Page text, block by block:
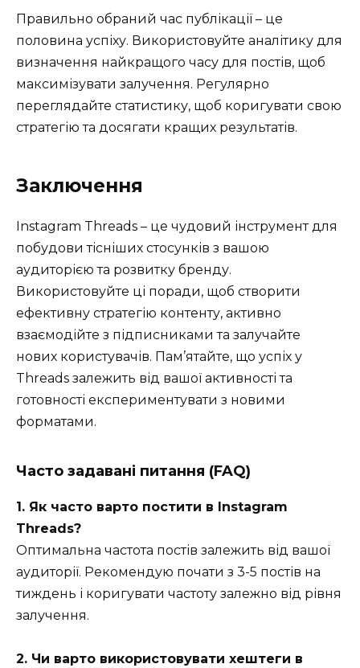
Правильно обраний час публікації – це
половина успіху. Використовуйте аналітику для
визначення найкращого часу для постів, щоб
максимізувати залучення. Регулярно
переглядайте статистику, щоб коригувати свою
стратегію та досягати кращих результатів.
Заключення
Instagram Threads – це чудовий інструмент для
побудови тісніших стосунків з вашою
аудиторією та розвитку бренду.
Використовуйте ці поради, щоб створити
ефективну стратегію контенту, активно
взаємодійте з підписниками та залучайте
нових користувачів. Пам’ятайте, що успіх у
Threads залежить від вашої активності та
готовності експериментувати з новими
форматами.
Часто задавані питання (FAQ)
1. Як часто варто постити в Instagram
Threads?
Оптимальна частота постів залежить від вашої
аудиторії. Рекомендую почати з 3-5 постів на
тиждень і коригувати частоту залежно від рівня
залучення.
2. Чи варто використовувати хештеги в